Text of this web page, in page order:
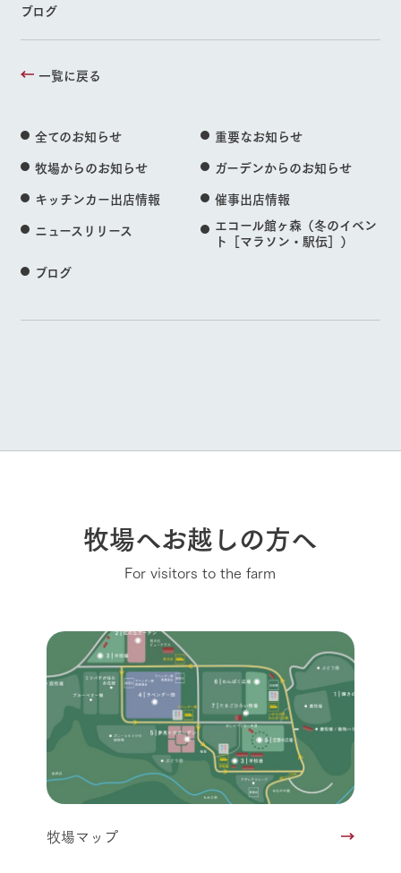
ブログ
一覧に戻る
全てのお知らせ
重要なお知らせ
牧場からのお知らせ
ガーデンからのお知らせ
キッチンカー出店情報
催事出店情報
ニュースリリース
エコール館ヶ森（冬のイベン
ト［マラソン・駅伝］）
ブログ
牧場へお越しの方へ
For visitors to the farm
牧場マップ